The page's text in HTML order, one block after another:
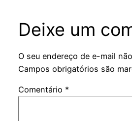
Deixe um
O seu endereço de e-mail
Campos obrigatórios são
Comentário *